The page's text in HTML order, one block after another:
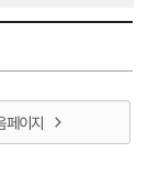
페이지